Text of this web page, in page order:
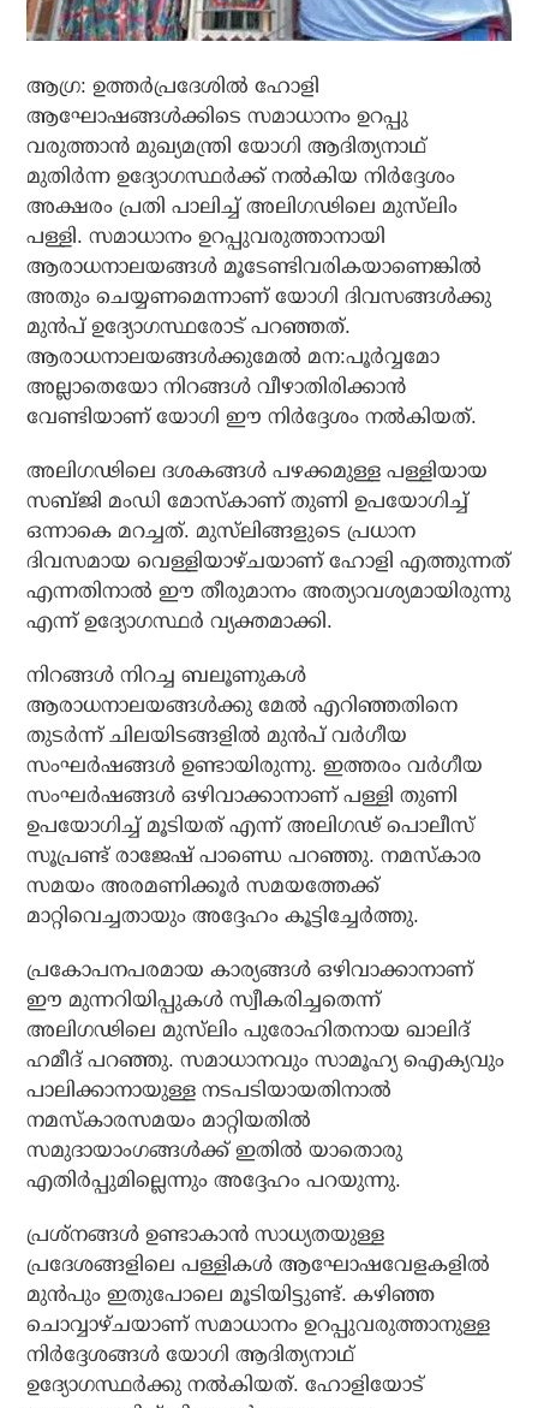
ആഗ്ര: ഉത്തര്‍പ്രദേശില്‍ ഹോളി
ആഘോഷങ്ങള്‍ക്കിടെ സമാധാനം ഉറപ്പു
വരുത്താന്‍ മുഖ്യമന്ത്രി യോഗി ആദിത്യനാഥ്
മുതിര്‍ന്ന ഉദ്യോഗസ്ഥര്‍ക്ക് നല്‍കിയ നിര്‍ദ്ദേശം
അക്ഷരം പ്രതി പാലിച്ച് അലിഗഢിലെ മുസ്‌ലിം
പള്ളി. സമാധാനം ഉറപ്പുവരുത്താനായി
ആരാധനാലയങ്ങള്‍ മൂടേണ്ടിവരികയാണെങ്കില്‍
അതും ചെയ്യണമെന്നാണ് യോഗി ദിവസങ്ങള്‍ക്കു
മുന്‍പ് ഉദ്യോഗസ്ഥരോട് പറഞ്ഞത്.
ആരാധനാലയങ്ങള്‍ക്കുമേല്‍ മന:പൂര്‍വ്വമോ
അല്ലാതെയോ നിറങ്ങള്‍ വീഴാതിരിക്കാന്‍
വേണ്ടിയാണ് യോഗി ഈ നിര്‍ദ്ദേശം നല്‍കിയത്.
അലിഗഢിലെ ദശകങ്ങള്‍ പഴക്കമുള്ള പള്ളിയായ
സബ്ജി മംഡി മോസ്‌കാണ് തുണി ഉപയോഗിച്ച്
ഒന്നാകെ മറച്ചത്. മുസ്‌ലിങ്ങളുടെ പ്രധാന
ദിവസമായ വെള്ളിയാഴ്ചയാണ് ഹോളി എത്തുന്നത്
എന്നതിനാല്‍ ഈ തീരുമാനം അത്യാവശ്യമായിരുന്നു
എന്ന് ഉദ്യോഗസ്ഥര്‍ വ്യക്തമാക്കി.
നിറങ്ങള്‍ നിറച്ച ബലൂണുകള്‍
ആരാധനാലയങ്ങള്‍ക്കു മേല്‍ എറിഞ്ഞതിനെ
തുടര്‍ന്ന് ചിലയിടങ്ങളില്‍ മുന്‍പ് വര്‍ഗീയ
സംഘര്‍ഷങ്ങള്‍ ഉണ്ടായിരുന്നു. ഇത്തരം വര്‍ഗീയ
സംഘര്‍ഷങ്ങള്‍ ഒഴിവാക്കാനാണ് പള്ളി തുണി
ഉപയോഗിച്ച് മൂടിയത് എന്ന് അലിഗഢ് പൊലീസ്
സൂപ്രണ്ട് രാജേഷ് പാണ്ഡെ പറഞ്ഞു. നമസ്‌കാര
സമയം അരമണിക്കൂര്‍ സമയത്തേക്ക്
മാറ്റിവെച്ചതായും അദ്ദേഹം കൂട്ടിച്ചേര്‍ത്തു.
പ്രകോപനപരമായ കാര്യങ്ങള്‍ ഒഴിവാക്കാനാണ്
ഈ മുന്നറിയിപ്പുകള്‍ സ്വീകരിച്ചതെന്ന്
അലിഗഢിലെ മുസ്‌ലിം പുരോഹിതനായ ഖാലിദ്
ഹമീദ് പറഞ്ഞു. സമാധാനവും സാമൂഹ്യ ഐക്യവും
പാലിക്കാനായുള്ള നടപടിയായതിനാല്‍
നമസ്‌കാരസമയം മാറ്റിയതില്‍
സമുദായാംഗങ്ങള്‍ക്ക് ഇതില്‍ യാതൊരു
എതിര്‍പ്പുമില്ലെന്നും അദ്ദേഹം പറയുന്നു.
പ്രശ്‌നങ്ങള്‍ ഉണ്ടാകാന്‍ സാധ്യതയുള്ള
പ്രദേശങ്ങളിലെ പള്ളികള്‍ ആഘോഷവേളകളില്‍
മുന്‍പും ഇതുപോലെ മൂടിയിട്ടുണ്ട്. കഴിഞ്ഞ
ചൊവ്വാഴ്ചയാണ് സമാധാനം ഉറപ്പുവരുത്താനുള്ള
നിര്‍ദ്ദേശങ്ങള്‍ യോഗി ആദിത്യനാഥ്
ഉദ്യോഗസ്ഥര്‍ക്കു നല്‍കിയത്. ഹോളിയോട്